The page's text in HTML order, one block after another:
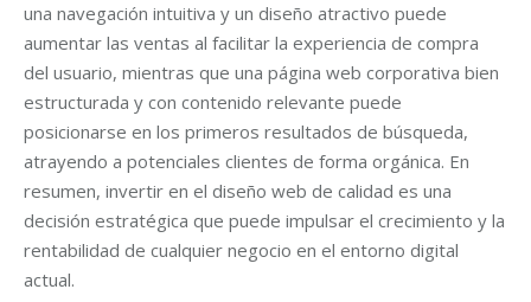
una navegación intuitiva y un diseño atractivo puede
aumentar las ventas al facilitar la experiencia de compra
del usuario, mientras que una página web corporativa bien
estructurada y con contenido relevante puede
posicionarse en los primeros resultados de búsqueda,
atrayendo a potenciales clientes de forma orgánica. En
resumen, invertir en el diseño web de calidad es una
decisión estratégica que puede impulsar el crecimiento y la
rentabilidad de cualquier negocio en el entorno digital
actual.